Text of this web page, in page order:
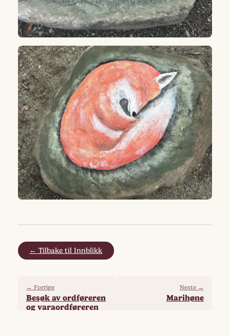
← Tilbake til Innblikk
← Forrige
Besøk av ordføreren
og varaordføreren
Neste →
Marihøne